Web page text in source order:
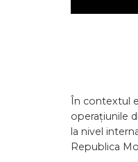
În contextul
operațiunile
la nivel
Republica